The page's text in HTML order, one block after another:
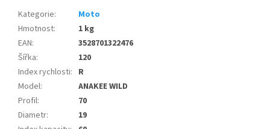
Kategorie:
Moto
Hmotnost:
1 kg
EAN:
3528701322476
Šířka:
120
Index rychlosti: R
Model:
ANAKEE WILD
Profil:
70
Diametr:
19